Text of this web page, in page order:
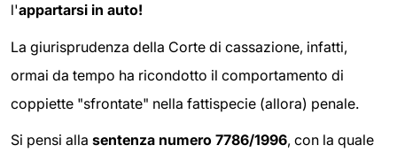
l'appartarsi in auto!
La giurisprudenza della Corte di cassazione, infatti,
ormai da tempo ha ricondotto il comportamento di
coppiette "sfrontate" nella fattispecie (allora) penale.
Si pensi alla sentenza numero 7786/1996, con la quale